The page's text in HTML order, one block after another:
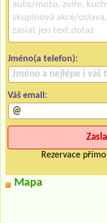
Jméno(a telefon):
Váš email:
Rezervace
Mapa